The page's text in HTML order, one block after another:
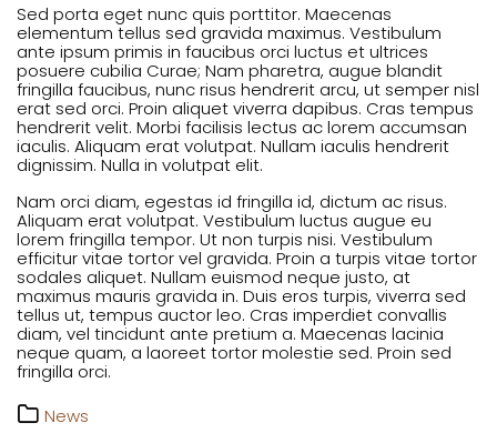
Sed porta eget nunc quis porttitor. Maecenas
elementum tellus sed gravida maximus. Vestibulum
ante ipsum primis in faucibus orci luctus et ultrices
posuere cubilia Curae; Nam pharetra, augue blandit
fringilla faucibus, nunc risus hendrerit arcu, ut semper nisl
erat sed orci. Proin aliquet viverra dapibus. Cras tempus
hendrerit velit. Morbi facilisis lectus ac lorem accumsan
iaculis. Aliquam erat volutpat. Nullam iaculis hendrerit
dignissim. Nulla in volutpat elit.
Nam orci diam, egestas id fringilla id, dictum ac risus.
Aliquam erat volutpat. Vestibulum luctus augue eu
lorem fringilla tempor. Ut non turpis nisi. Vestibulum
efficitur vitae tortor vel gravida. Proin a turpis vitae tortor
sodales aliquet. Nullam euismod neque justo, at
maximus mauris gravida in. Duis eros turpis, viverra sed
tellus ut, tempus auctor leo. Cras imperdiet convallis
diam, vel tincidunt ante pretium a. Maecenas lacinia
neque quam, a laoreet tortor molestie sed. Proin sed
fringilla orci.
News